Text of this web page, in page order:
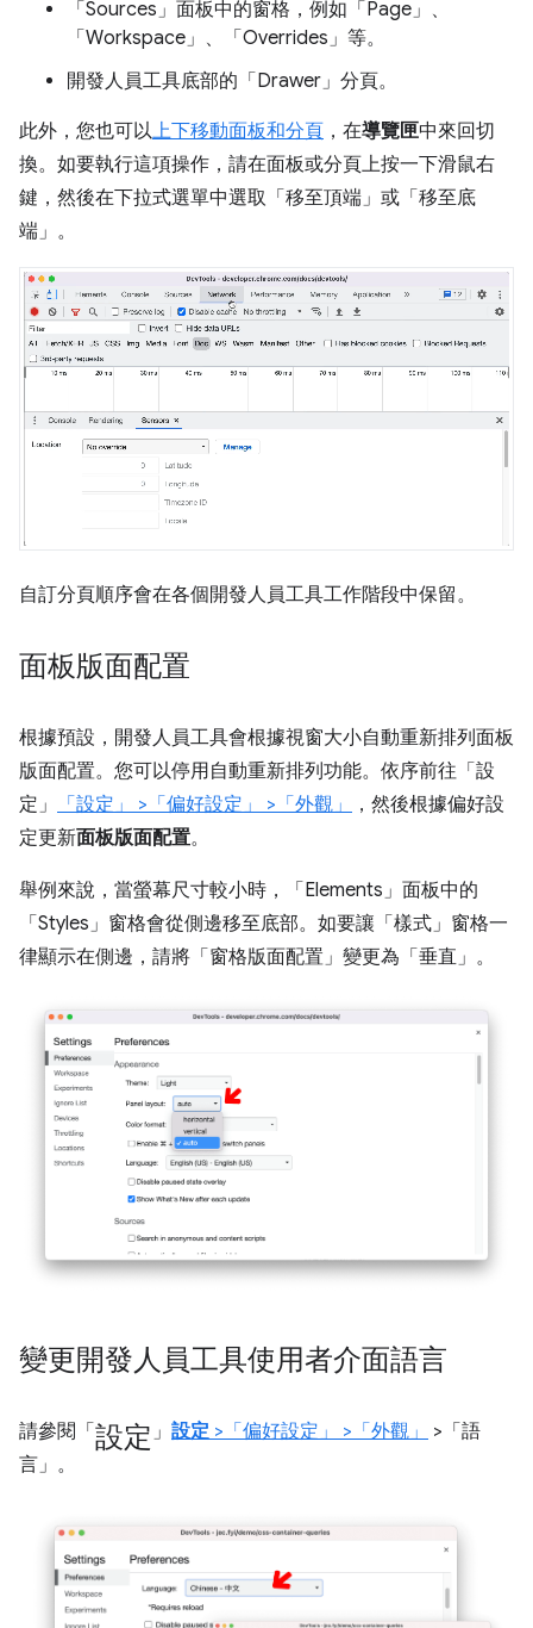
「Sources」 面板中的窗格，例如「Page」 、
「Workspace」 、「Overrides」 等。
開發人員工具底部的「Drawer」 分頁。
此外，您也可以上下移動面板和分頁 ，在導覽匣中來回切
換。如要執行這項操作，請在面板或分頁上按一下滑鼠右
鍵，然後在下拉式選單中選取「移至頂端」 或「移至底
端」 。
自訂分頁順序會在各個開發人員工具工作階段中保留。
面板版面配置
根據預設，開發人員工具會根據視窗大小自動重新排列面板
版面配置。您可以停用自動重新排列功能。依序前往「設
定」
「設定」 >「偏好設定」 >「外觀」
，然後根據偏好設
定更新面板版面配置。
舉例來說，當螢幕尺寸較小時，「Elements」 面板中的
「Styles」 窗格會從側邊移至底部。如要讓「樣式」 窗格一
律顯示在側邊，請將「窗格版面配置」 變更為「垂直」 。
變更開發人員工具使用者介面語言
請參閱「 設定 」 設定 >「偏好設定」 >「外觀」
>「語
言」 。